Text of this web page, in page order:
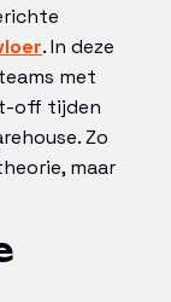
. In deze
met
off tijden
Zo
maar